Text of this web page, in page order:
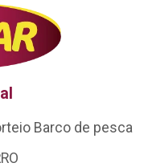
Barco de pesca